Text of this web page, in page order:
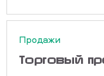
Продажи
Торговый